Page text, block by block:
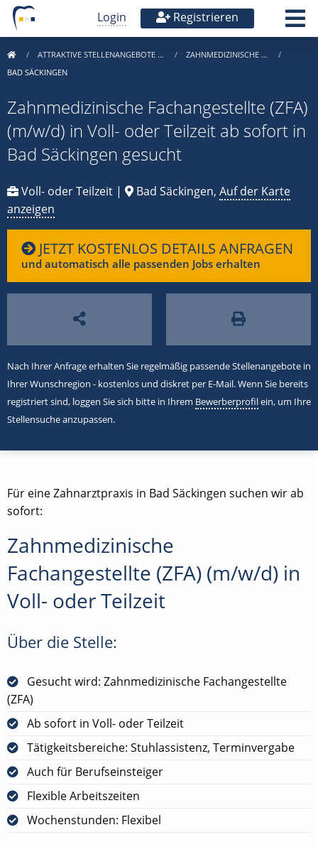
Login Registrieren
ATTRAKTIVE STELLENANGEBOTE …
ZAHNMEDIZINISCHE …
BAD SÄCKINGEN
Zahnmedizinische Fachangestellte (ZFA)
(m/w/d) in Voll- oder Teilzeit ab sofort in
Bad Säckingen gesucht
Voll- oder Teilzeit | Bad Säckingen, Auf der Karte
anzeigen
JETZT KOSTENLOS DETAILS ANFRAGEN
und automatisch alle passenden Jobs erhalten
Nach Ihrer Anfrage erhalten Sie regelmäßig passende Stellenangebote in
Ihrer Wunschregion - kostenlos und diskret per E-Mail. Wenn Sie bereits
registriert sind, loggen Sie sich bitte in Ihrem Bewerberprofilein, um Ihre
Stellensuche anzupassen.
Für eine Zahnarztpraxis in Bad Säckingen suchen wir ab
sofort:
Zahnmedizinische
Fachangestellte (ZFA) (m/w/d) in
Voll- oder Teilzeit
Über die Stelle:
Gesucht wird: Zahnmedizinische Fachangestellte
(ZFA)
Ab sofort in Voll- oder Teilzeit
Tätigkeitsbereiche: Stuhlassistenz, Terminvergabe
Auch für Berufseinsteiger
Flexible Arbeitszeiten
Wochenstunden: Flexibel